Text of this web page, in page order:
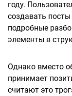
году.
создавать
подробные
элементы в
Однако вместо
принимает
считают это